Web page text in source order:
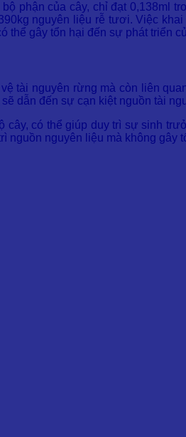
phận của cây, chỉ đạt 0,138ml
nguyên liệu rễ tươi. Việc
thể gây tổn hại đến sự phát triển
tài nguyên rừng mà còn liên
dẫn đến sự cạn kiệt nguồn tài
có thể giúp duy trì sự sinh
nguồn nguyên liệu mà không gây